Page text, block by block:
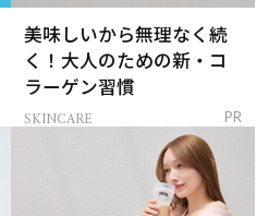
美味しいから無理なく続
く！大人のための新・コ
ラーゲン習慣
SKINCARE PR